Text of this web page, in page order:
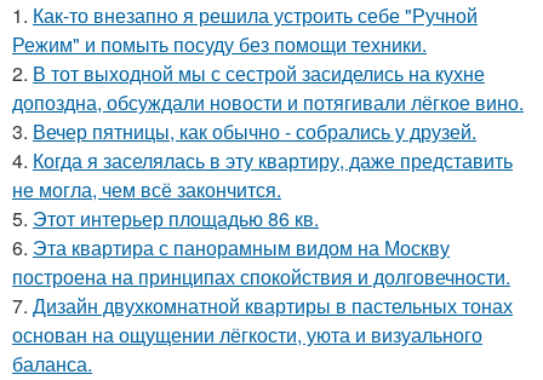
1. Как-то внезапно я решила устроить себе "Ручной
Режим" и помыть посуду без помощи техники.
2. В тот выходной мы с сестрой засиделись на кухне
допоздна, обсуждали новости и потягивали лёгкое вино.
3. Вечер пятницы, как обычно - собрались у друзей.
4. Когда я заселялась в эту квартиру, даже представить
не могла, чем всё закончится.
5. Этот интерьер площадью 86 кв.
6. Эта квартира с панорамным видом на Москву
построена на принципах спокойствия и долговечности.
7. Дизайн двухкомнатной квартиры в пастельных тонах
основан на ощущении лёгкости, уюта и визуального
баланса.